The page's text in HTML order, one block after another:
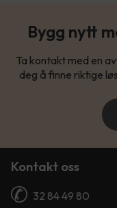
Bygg nytt
Ta kontakt med en
deg å finne riktige
Kontakt oss
32 84 49 80